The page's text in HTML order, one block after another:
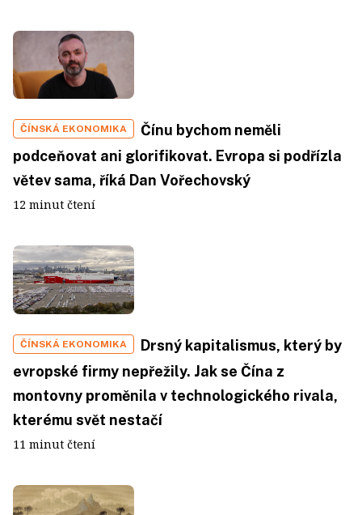
ČÍNSKÁ EKONOMIKA
Čínu bychom neměli
podceňovat ani glorifikovat. Evropa si podřízla
větev sama, říká Dan Vořechovský
12 minut čtení
ČÍNSKÁ EKONOMIKA
Drsný kapitalismus, který by
evropské firmy nepřežily. Jak se Čína z
montovny proměnila v technologického rivala,
kterému svět nestačí
11 minut čtení